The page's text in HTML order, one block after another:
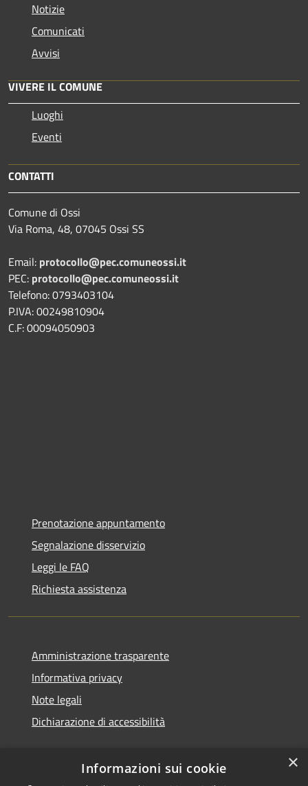
Notizie
Comunicati
Avvisi
VIVERE IL COMUNE
Luoghi
Eventi
CONTATTI
Comune di Ossi
Via Roma, 48, 07045 Ossi SS
Email: protocollo@pec.comuneossi.it
PEC: protocollo@pec.comuneossi.it
Telefono: 0793403104
P.IVA: 00249810904
C.F: 00094050903
Prenotazione appuntamento
Segnalazione disservizio
Leggi le FAQ
Richiesta assistenza
Amministrazione trasparente
Informativa privacy
Note legali
Dichiarazione di accessibilità
×
Informazioni sui cookie